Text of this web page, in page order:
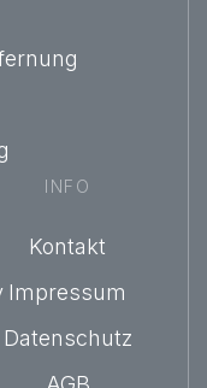
INFO
Kontakt
Impressum
Datenschutz